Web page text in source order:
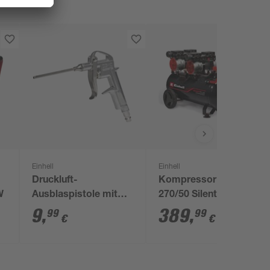
Einhell
Druckluft-
Ausblaspistole mit
Stecknippel
9,99 €
Einhell
Kompressor 'TE-AC
270/50 Silent Plus'
1500 W
389,99 €